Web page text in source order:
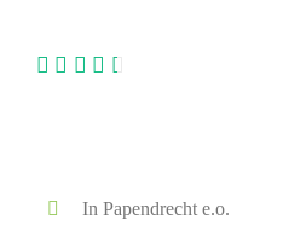
In Papendrecht e.o.